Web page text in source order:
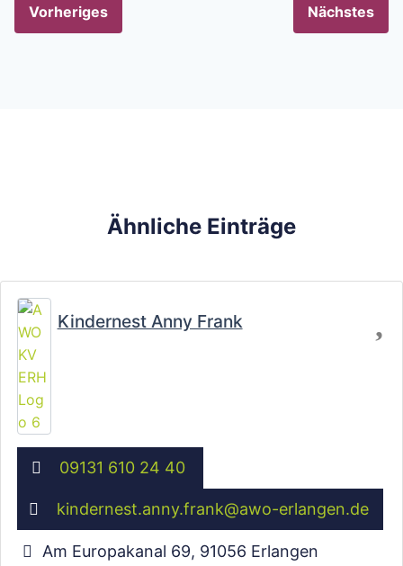
Vorheriges Nächstes
Ähnliche Einträge
Kindernest Anny Frank
09131 610 24 40
kindernest.anny.frank@awo-erlangen.de
Am Europakanal 69, 91056 Erlangen